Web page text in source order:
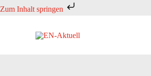
Zum Inhalt springen
Zum